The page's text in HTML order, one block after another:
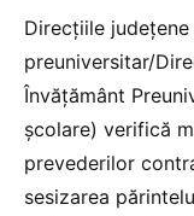
Direcțiile
preuniversitar/
Învățământ
școlare) verifică
prevederilor
sesizarea